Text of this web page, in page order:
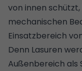
von innen
mechanischen
Einsatzbereich
Denn Lasuren
Außenbereich als